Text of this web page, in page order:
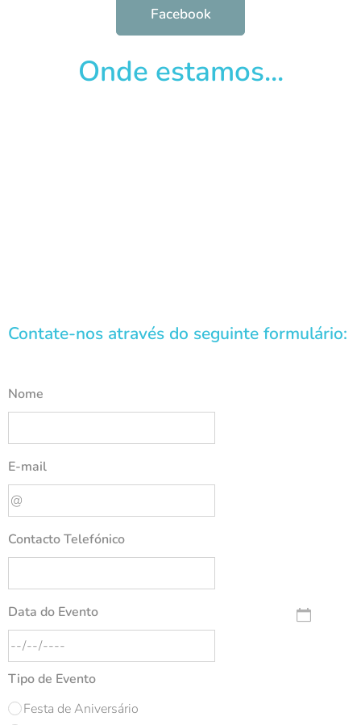
Facebook
Onde estamos...
Contate-nos através do seguinte formulário:
Nome
E-mail
Contacto Telefónico
Data do Evento
Tipo de Evento
Festa de Aniversário